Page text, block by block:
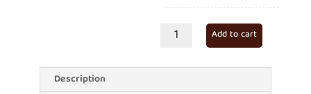
ಹೇಗೆ
Add to cart
Description